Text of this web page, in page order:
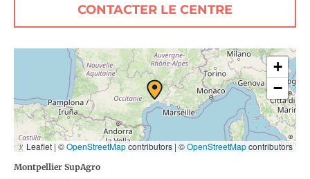
CONTACTER LE CENTRE
+
−
Leaflet | ©OpenStreetMapcontributors | ©OpenStreetMapcontributors
Montpellier SupAgro